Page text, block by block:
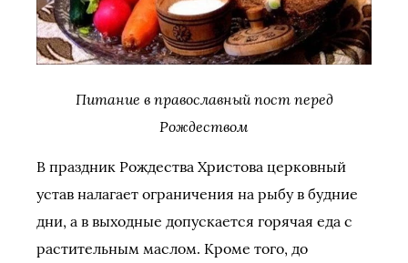
Питание в православный пост перед
Рождеством
В праздник Рождества Христова церковный
устав налагает ограничения на рыбу в будние
дни, а в выходные допускается горячая еда с
растительным маслом. Кроме того, до